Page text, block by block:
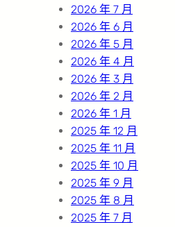
2026 年 7 月
2026 年 6 月
2026 年 5 月
2026 年 4 月
2026 年 3 月
2026 年 2 月
2026 年 1 月
2025 年 12 月
2025 年 11 月
2025 年 10 月
2025 年 9 月
2025 年 8 月
2025 年 7 月